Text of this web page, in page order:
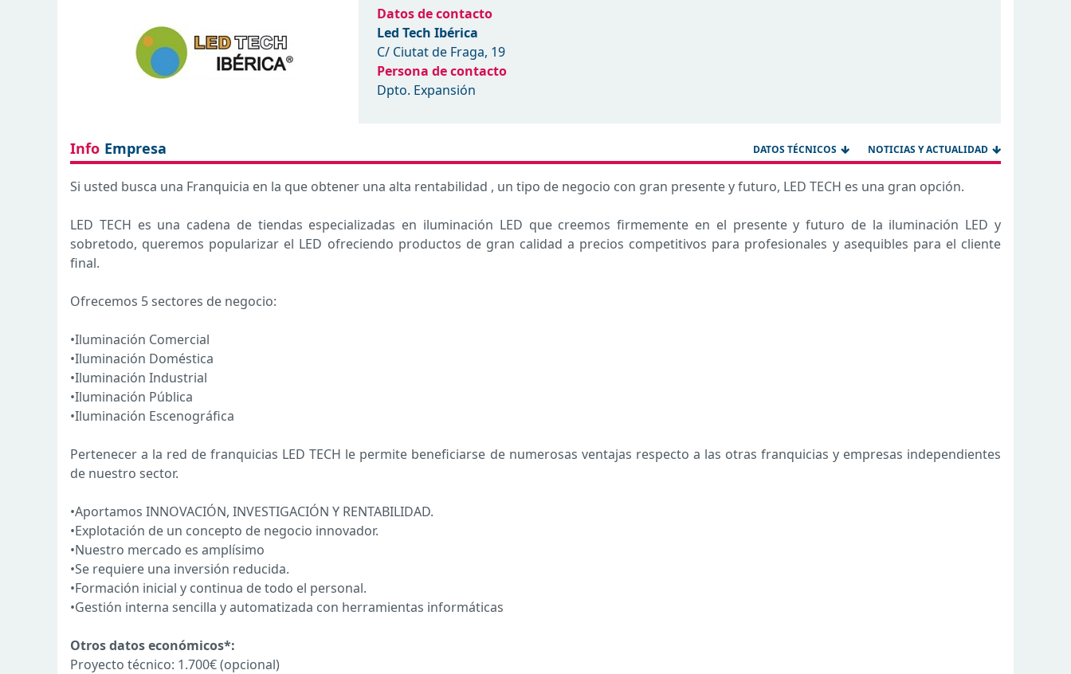
Datos de contacto
Led Tech Ibérica
C/ Ciutat de Fraga, 19
Persona de contacto
Dpto. Expansión
Info Empresa DATOS TÉCNICOS NOTICIAS Y ACTUALIDAD
Si usted busca una Franquicia en la que obtener una alta rentabilidad , un tipo de negocio con gran presente y futuro, LED TECH es una gran opción.
LED TECH es una cadena de tiendas especializadas en iluminación LED que creemos firmemente en el presente y futuro de la iluminación LED y
sobretodo, queremos popularizar el LED ofreciendo productos de gran calidad a precios competitivos para profesionales y asequibles para el cliente
final.
Ofrecemos 5 sectores de negocio:
•Iluminación Comercial
•Iluminación Doméstica
•Iluminación Industrial
•Iluminación Pública
•Iluminación Escenográfica
Pertenecer a la red de franquicias LED TECH le permite beneficiarse de numerosas ventajas respecto a las otras franquicias y empresas independientes
de nuestro sector.
•Aportamos INNOVACIÓN, INVESTIGACIÓN Y RENTABILIDAD.
•Explotación de un concepto de negocio innovador.
•Nuestro mercado es amplísimo
•Se requiere una inversión reducida.
•Formación inicial y continua de todo el personal.
•Gestión interna sencilla y automatizada con herramientas informáticas
Otros datos económicos*:
Proyecto técnico: 1.700€ (opcional)